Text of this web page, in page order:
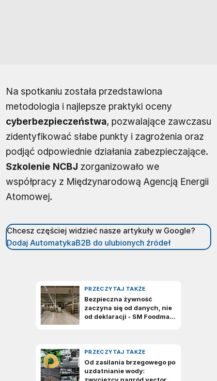
Na spotkaniu została przedstawiona
metodologia i najlepsze praktyki oceny
cyberbezpieczeństwa, pozwalające zawczasu
zidentyfikować słabe punkty i zagrożenia oraz
podjąć odpowiednie działania zabezpieczające.
Szkolenie NCBJ zorganizowało we
współpracy z Międzynarodową Agencją Energii
Atomowej.
Chcesz częściej widzieć nasze artykuły w Google?
Dodaj AutomatykaB2B do ulubionych źródeł